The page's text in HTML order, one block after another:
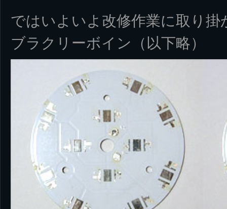
ではいよいよ改修作業に取り
ブラクリーボイン（以下略）